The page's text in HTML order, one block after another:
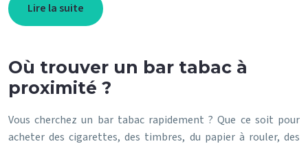
Lire la suite
Où trouver un bar tabac à
proximité ?
Vous cherchez un bar tabac rapidement ? Que ce soit pour
acheter des cigarettes, des timbres, du papier à rouler, des